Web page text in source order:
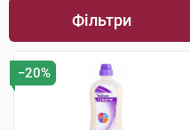
Фільтри
−20%